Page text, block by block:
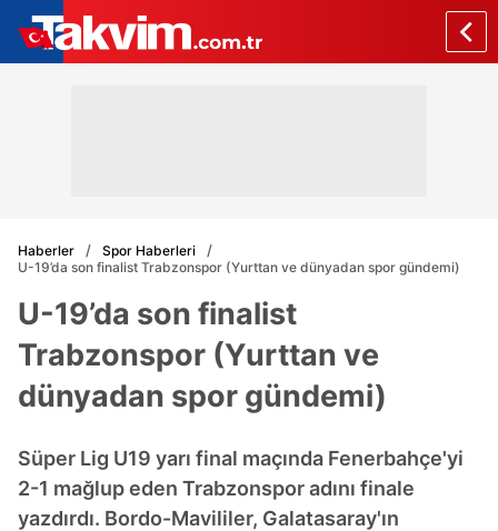
Haberler
Spor Haberleri
U-19’da son finalist Trabzonspor (Yurttan ve dünyadan spor gündemi)
U-19’da son finalist
Trabzonspor (Yurttan ve
dünyadan spor gündemi)
Süper Lig U19 yarı final maçında Fenerbahçe'yi
2-1 mağlup eden Trabzonspor adını finale
yazdırdı. Bordo-Mavililer, Galatasaray'ın